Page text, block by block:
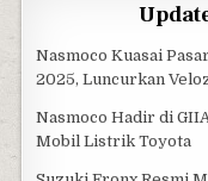
Nasmoco Kuasai
2025, Luncurkan
Nasmoco Hadir di
Mobil Listrik Toyota